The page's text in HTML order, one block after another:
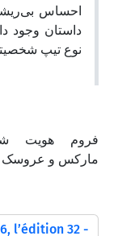
احساس
داستان وجود
نوع تیپ
فروم هویت
مارکس و عروسک
l’édition 32 -